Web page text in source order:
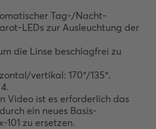
Tag-/Nacht-
LEDs zur Ausleuchtung der
die Linse beschlagfrei zu
vertikal: 170°/135°.
Video ist es erforderlich das
ein neues Basis-
101 zu ersetzen.